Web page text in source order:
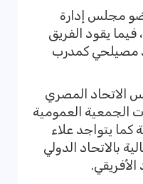
مجلس إدارة
فيما يقود الفريق
مصيلحي كمدرب
الاتحاد المصري
الجمعية العمومية
كما يتواجد علاء
بالاتحاد الدولي